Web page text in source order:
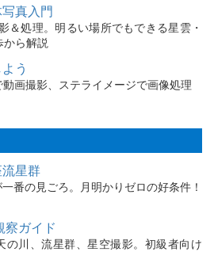
真入門
＆処理。明るい場所でもできる星雲・
ら解説
う
画撮影、ステライメージで画像処理
星群
番の見ごろ。月明かりゼロの好条件！
察ガイド
の川、流星群、星空撮影。初級者向け